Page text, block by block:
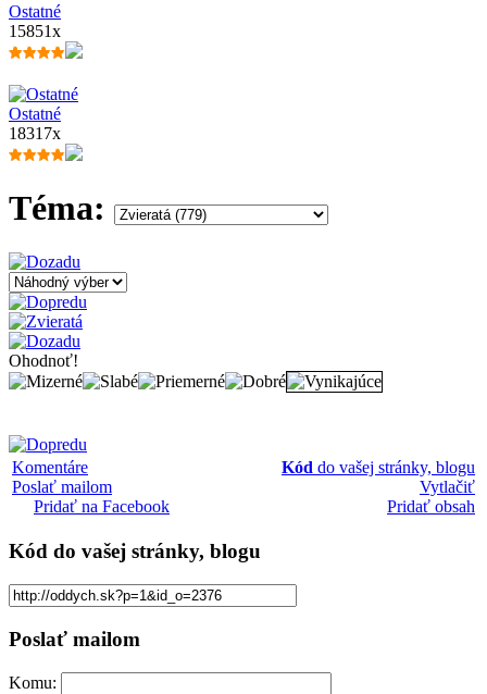
Ostatné
15851x
Ostatné
18317x
Téma:
Ohodnoť!
Komentáre
Poslať mailom
Pridať na Facebook
Kód do vašej stránky, blogu
Vytlačiť
Pridať obsah
Kód do vašej stránky, blogu
Poslať mailom
Komu: